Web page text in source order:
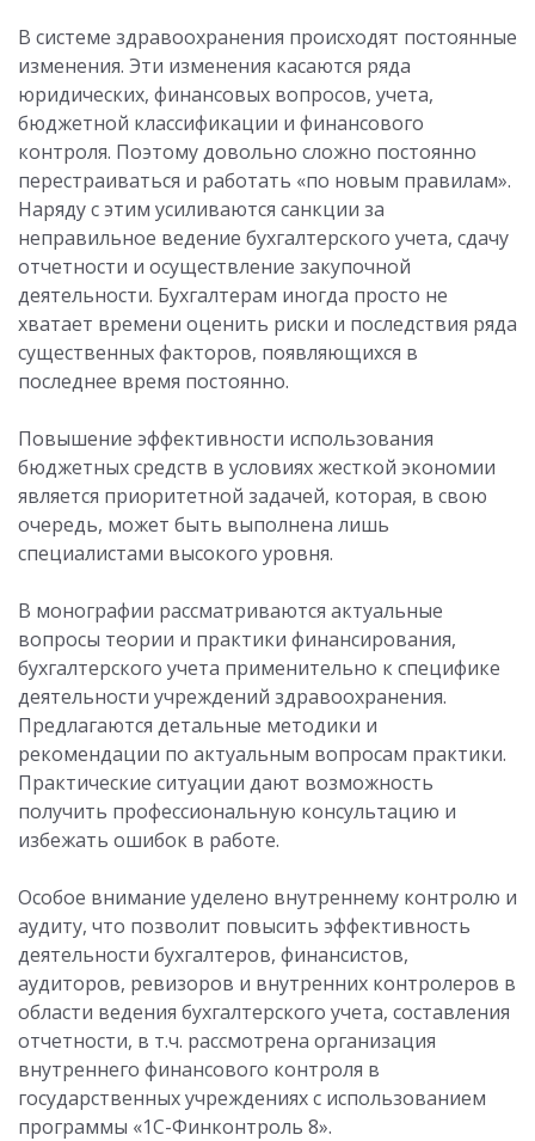
В системе здравоохранения происходят постоянные
изменения. Эти изменения касаются ряда
юридических, финансовых вопросов, учета,
бюджетной классификации и финансового
контроля. Поэтому довольно сложно постоянно
перестраиваться и работать «по новым правилам».
Наряду с этим усиливаются санкции за
неправильное ведение бухгалтерского учета, сдачу
отчетности и осуществление закупочной
деятельности. Бухгалтерам иногда просто не
хватает времени оценить риски и последствия ряда
существенных факторов, появляющихся в
последнее время постоянно.
Повышение эффективности использования
бюджетных средств в условиях жесткой экономии
является приоритетной задачей, которая, в свою
очередь, может быть выполнена лишь
специалистами высокого уровня.
В монографии рассматриваются актуальные
вопросы теории и практики финансирования,
бухгалтерского учета применительно к специфике
деятельности учреждений здравоохранения.
Предлагаются детальные методики и
рекомендации по актуальным вопросам практики.
Практические ситуации дают возможность
получить профессиональную консультацию и
избежать ошибок в работе.
Особое внимание уделено внутреннему контролю и
аудиту, что позволит повысить эффективность
деятельности бухгалтеров, финансистов,
аудиторов, ревизоров и внутренних контролеров в
области ведения бухгалтерского учета, составления
отчетности, в т.ч. рассмотрена организация
внутреннего финансового контроля в
государственных учреждениях с использованием
программы «1С-Финконтроль 8».